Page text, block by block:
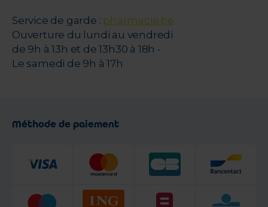
Service de garde : pharmacie.be
Ouverture du lundi au vendredi
de 9h à 13h et de 13h30 à 18h -
Le samedi de 9h à 17h
Méthode de paiement